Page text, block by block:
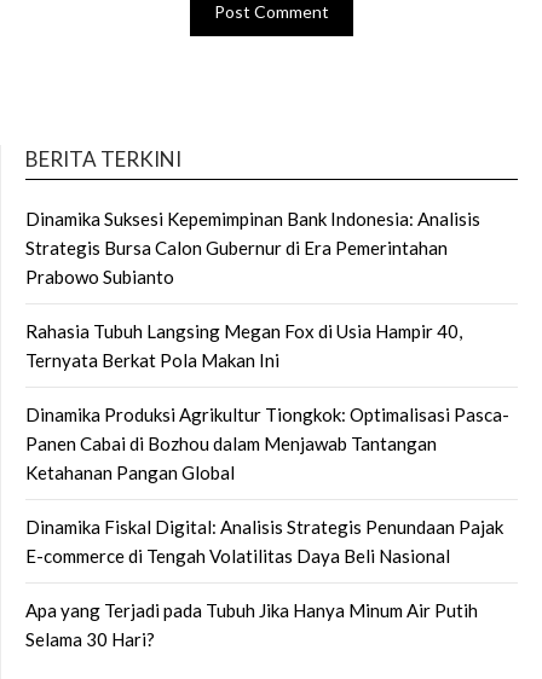
BERITA TERKINI
Dinamika Suksesi Kepemimpinan Bank Indonesia: Analisis
Strategis Bursa Calon Gubernur di Era Pemerintahan
Prabowo Subianto
Rahasia Tubuh Langsing Megan Fox di Usia Hampir 40,
Ternyata Berkat Pola Makan Ini
Dinamika Produksi Agrikultur Tiongkok: Optimalisasi Pasca-
Panen Cabai di Bozhou dalam Menjawab Tantangan
Ketahanan Pangan Global
Dinamika Fiskal Digital: Analisis Strategis Penundaan Pajak
E-commerce di Tengah Volatilitas Daya Beli Nasional
Apa yang Terjadi pada Tubuh Jika Hanya Minum Air Putih
Selama 30 Hari?